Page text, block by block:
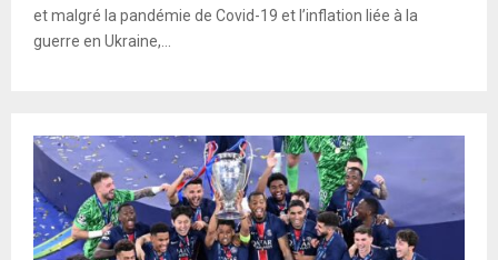
et malgré la pandémie de Covid-19 et l’inflation liée à la
guerre en Ukraine,...